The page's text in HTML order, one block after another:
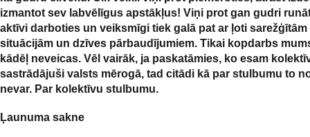
izmantot sev labvēlīgus apstākļus! Viņi prot gan gudri
aktīvi darboties un veiksmīgi tiek galā pat ar ļoti sarežģītām
situācijām un dzīves pārbaudījumiem. Tikai kopdarbs
kādēļ neveicas. Vēl vairāk, ja paskatāmies, ko esam
sastrādājuši valsts mērogā, tad citādi kā par stulbumu to
nevar. Par kolektīvu stulbumu.
Ļaunuma sakne